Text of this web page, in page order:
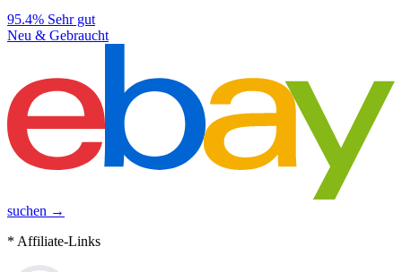
95.4% Sehr gut
Neu & Gebraucht
suchen →
* Affiliate-Links